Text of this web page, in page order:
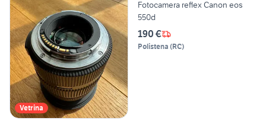
Vetrina
Fotocamera reflex Canon eos
550d
190 €
Polistena (RC)